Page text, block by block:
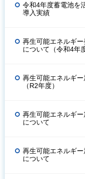
令和4年度蓄電池を
導入実績
再生可能エネルギ
について（令和4年
再生可能エネルギ
（R2年度）
再生可能エネルギー
について
再生可能エネルギー
について